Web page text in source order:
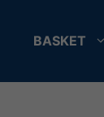
BASKET